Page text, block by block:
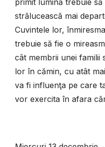
primit lumină trebuie
strălucească mai
Cuvintele lor,
trebuie să fie o
cât membrii unei familii
lor în cămin, cu atât
va fi influenţa pe care
vor exercita în afara